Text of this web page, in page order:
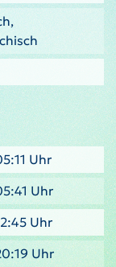
Uhr
Uhr
Uhr
Uhr